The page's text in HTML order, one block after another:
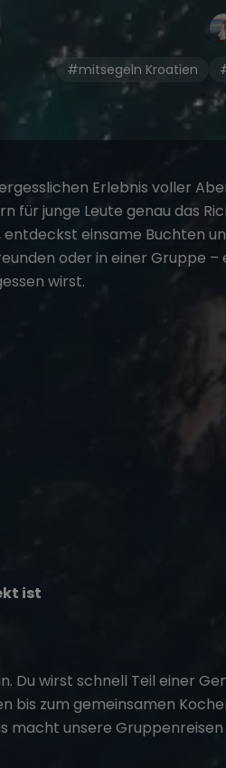
#mitsegeln Kroatien
Erlebnis voller
für junge Leute genau das
einsame Buchten
oder in einer Gruppe –
wirst.
ist
Du wirst schnell Teil einer
bis zum gemeinsamen
macht unsere